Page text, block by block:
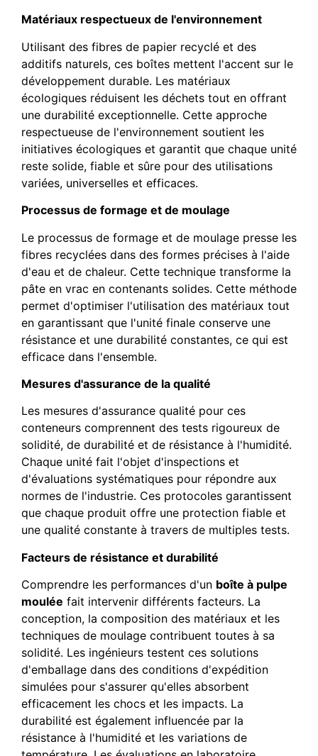
Matériaux respectueux de l'environnement
Utilisant des fibres de papier recyclé et des
additifs naturels, ces boîtes mettent l'accent sur le
développement durable. Les matériaux
écologiques réduisent les déchets tout en offrant
une durabilité exceptionnelle. Cette approche
respectueuse de l'environnement soutient les
initiatives écologiques et garantit que chaque unité
reste solide, fiable et sûre pour des utilisations
variées, universelles et efficaces.
Processus de formage et de moulage
Le processus de formage et de moulage presse les
fibres recyclées dans des formes précises à l'aide
d'eau et de chaleur. Cette technique transforme la
pâte en vrac en contenants solides. Cette méthode
permet d'optimiser l'utilisation des matériaux tout
en garantissant que l'unité finale conserve une
résistance et une durabilité constantes, ce qui est
efficace dans l'ensemble.
Mesures d'assurance de la qualité
Les mesures d'assurance qualité pour ces
conteneurs comprennent des tests rigoureux de
solidité, de durabilité et de résistance à l'humidité.
Chaque unité fait l'objet d'inspections et
d'évaluations systématiques pour répondre aux
normes de l'industrie. Ces protocoles garantissent
que chaque produit offre une protection fiable et
une qualité constante à travers de multiples tests.
Facteurs de résistance et durabilité
Comprendre les performances d'un boîte à pulpe
moulée fait intervenir différents facteurs. La
conception, la composition des matériaux et les
techniques de moulage contribuent toutes à sa
solidité. Les ingénieurs testent ces solutions
d'emballage dans des conditions d'expédition
simulées pour s'assurer qu'elles absorbent
efficacement les chocs et les impacts. La
durabilité est également influencée par la
résistance à l'humidité et les variations de